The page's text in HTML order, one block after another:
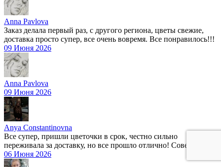
Anna Pavlova
Заказ делала первый раз, с другого региона, цветы свежие,
доставка просто супер, все очень вовремя. Все понравилось!!!
09 Июня 2026
Anna Pavlova
09 Июня 2026
Anya Constantinovna
Все супер, пришли цветочки в срок, честно сильно
переживала за доставку, но все прошло отлично! Советую 💋
06 Июня 2026